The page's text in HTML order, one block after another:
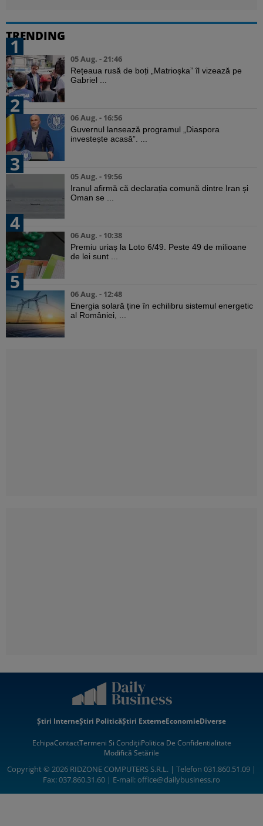
TRENDING
1
05 Aug. - 21:46
Rețeaua rusă de boți „Matrioșka” îl vizează pe
Gabriel ...
2
06 Aug. - 16:56
Guvernul lansează programul „Diaspora
investește acasă”. ...
3
05 Aug. - 19:56
Iranul afirmă că declarația comună dintre Iran și
Oman se ...
4
06 Aug. - 10:38
Premiu uriaș la Loto 6/49. Peste 49 de milioane
de lei sunt ...
5
06 Aug. - 12:48
Energia solară ține în echilibru sistemul energetic
al României, ...
Știri InterneȘtiri PoliticăȘtiri ExterneEconomieDiverse
EchipaContactTermeni Si CondițiiPolitica De Confidentialitate
Modifică Setările
Copyright © 2026 RIDZONE COMPUTERS S.R.L. | Telefon 031.860.51.09 |
Fax: 037.860.31.60 | E-mail:office@dailybusiness.ro